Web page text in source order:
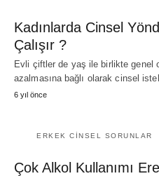
Kadınlarda Cinsel
Çalışır ?
Evli çiftler de yaş ile birlikte genel
azalmasına bağlı olarak cinsel
6 yıl önce
ERKEK CINSEL SORUNLAR
Çok Alkol Kullanımı